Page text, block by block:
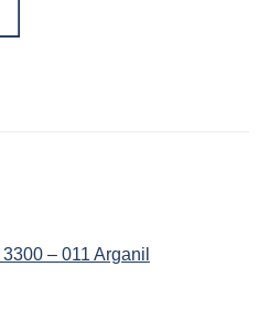
– 011 Arganil